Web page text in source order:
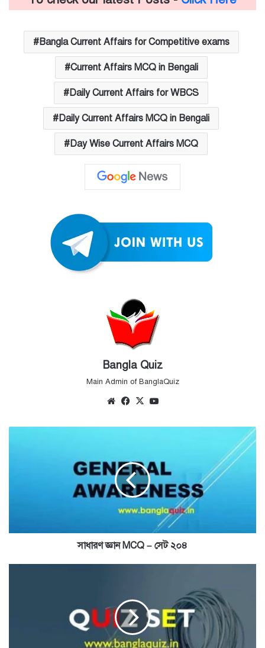
Bangla Current Affairs for Competitive exams
Current Affairs MCQ in Bengali
Daily Current Affairs for WBCS
Daily Current Affairs MCQ in Bengali
Day Wise Current Affairs MCQ
Bangla Quiz
Main Admin of BanglaQuiz
WebsiteFacebook
X
সাধারণ জ্ঞান MCQ – সেট ২০৪